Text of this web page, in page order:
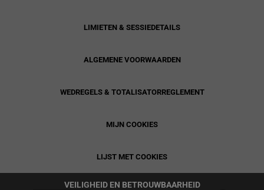
LIMIETEN & SESSIEDETAILS
ALGEMENE VOORWAARDEN
WEDREGELS & TOTALISATORREGLEMENT
MIJN COOKIES
LIJST MET COOKIES
VEILIGHEID EN BETROUWBAARHEID